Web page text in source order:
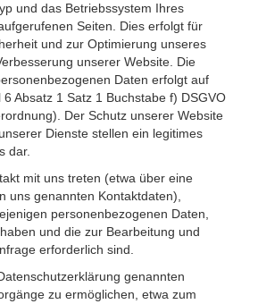
und das Betriebssystem Ihres
Seiten. Dies erfolgt für
und zur Optimierung unseres
unserer Website. Die
Daten erfolgt auf
Absatz 1 Satz 1 Buchstabe f) DSGVO
Der Schutz unserer Website
Dienste stellen ein legitimes
dar.
mit uns treten (etwa über eine
uns genannten Kontaktdaten),
personenbezogenen Daten,
und die zur Bearbeitung und
erforderlich sind.
genannten
zu ermöglichen, etwa zum